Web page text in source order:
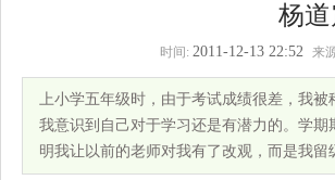
杨
时间: 2011-12-13 22:52 来
上小学五年级时，由于考试成绩很差，我
我意识到自己对于学习还是有潜力的。学
明我让以前的老师对我有了改观，而是我